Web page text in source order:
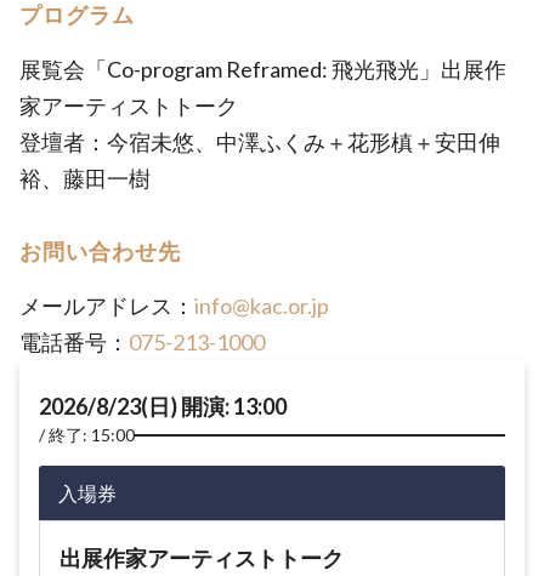
プログラム
展覧会「Co-program Reframed: 飛光飛光」出展作
家アーティストトーク
登壇者：今宿未悠、中澤ふくみ＋花形槙＋安田伸
裕、藤田一樹
お問い合わせ先
メールアドレス： info@kac.or.jp
電話番号： 075-213-1000
2026/8/23(日) 開演: 13:00
終了: 15:00
入場券
出展作家アーティストトーク